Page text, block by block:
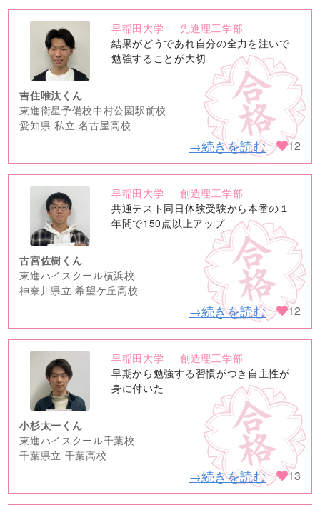
no
image
早稲田大学
先進理工学部
結果がどうであれ自分の全力を注いで
勉強することが大切
吉住唯汰くん
東進衛星予備校中村公園駅前校
愛知県 私立 名古屋高校
→続きを読む 12
no
image
早稲田大学
創造理工学部
共通テスト同日体験受験から本番の１
年間で150点以上アップ
古宮佐樹くん
東進ハイスクール横浜校
神奈川県立 希望ケ丘高校
→続きを読む 12
no
image
早稲田大学
創造理工学部
早期から勉強する習慣がつき自主性が
身に付いた
小杉太一くん
東進ハイスクール千葉校
千葉県立 千葉高校
→続きを読む 13